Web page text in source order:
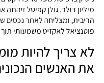
מיליון דולר. גולן קפיטל
הריבית, ומצליחה לאתר נכסים
פוטנציאל לאקזיט משמעותי תוך 5-6 שנים בלבד.
לא צריך להיות
את האנשים